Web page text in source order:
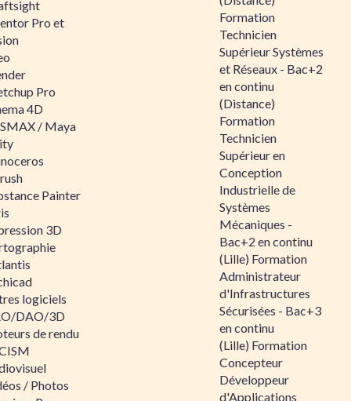
Pro et
Pro
4D
/ Maya
Painter
3D
logiciels
DAO/3D
de rendu
/ Photos
Formation
Technicien
Supérieur Systèmes
et Réseaux - Bac+2
en continu
(Distance)
Formation
Technicien
Supérieur en
Conception
Industrielle de
Systèmes
Mécaniques -
Bac+2 en continu
(Lille) Formation
Administrateur
d'Infrastructures
Sécurisées - Bac+3
en continu
(Lille) Formation
Concepteur
Développeur
d'Applications